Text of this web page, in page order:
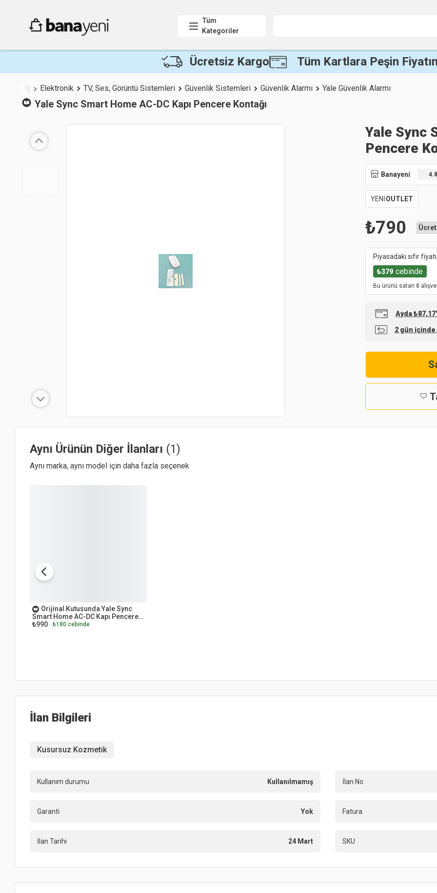
Tüm
Kategoriler
Ücretsiz Kargo Tüm Kartlara Peşin
Elektronik TV, Ses, Görüntü Sistemleri Güvenlik Sistemleri Güvenlik Alarmı Yale Güvenlik Alarmı
Yale Sync Smart Home AC-DC Kapı Pencere Kontağı
Yale Sync
Pencere
Banayeni 4.8
YENİOUTLET
₺790
Piyasadaki sıfır fiyatı
₺379 cebinde
Bu ürünü satan 8
Ayda
2 gün
Aynı Ürünün Diğer İlanları (1)
Aynı marka, aynı model için daha fazla seçenek
Orijinal Kutusunda Yale Sync
Smart Home AC-DC Kapı Pencere
Kontağı
₺990 ₺180 cebinde
İlan Bilgileri
Kusursuz Kozmetik
Kullanım durumu Kullanılmamış İlan No
Garanti Yok Fatura
İlan Tarihi 24 Mart SKU